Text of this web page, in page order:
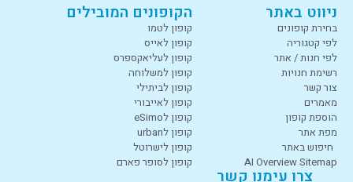
ניווט באתר
בחירת קופונים
לפי קטגוריה
לפי חנות / אתר
רשימת חנויות
צור קשר
מאמרים
הוספת קופון
מפת אתר
חיפוש באתר
AI Overview Sitemap
הקופונים המובילים
קופון לטמו
קופון לאייס
קופון לעליאקספרס
קופון למשלוחה
קופון לביתילי
קופון לאייבורי
קופון לeSimo
קופון לurban
קופון לישרוטל
קופון לסופר פארם
צרו עימנו קשר